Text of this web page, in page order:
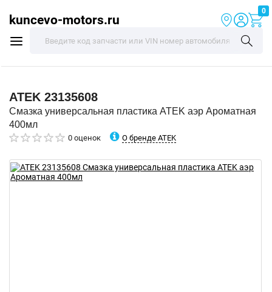
kuncevo-motors.ru
0
ATEK 23135608
Смазка универсальная пластика ATEK аэр Ароматная
400мл
0 оценок О бренде ATEK